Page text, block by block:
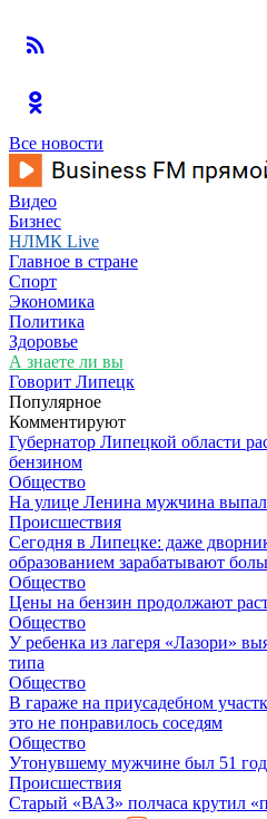
Все новости
Видео
Бизнес
НЛМК Live
Главное в стране
Спорт
Экономика
Политика
Здоровье
А знаете ли вы
Говорит Липецк
Популярное
Комментируют
Губернатор Липецкой области
бензином
Общество
На улице Ленина мужчина выпал
Происшествия
Сегодня в Липецке: даже
образованием зарабатывают
Общество
Цены на бензин продолжают
Общество
У ребенка из лагеря «Лазори»
типа
Общество
В гараже на приусадебном
это не понравилось соседям
Общество
Утонувшему мужчине был 51 год
Происшествия
Старый «ВАЗ» полчаса крутил